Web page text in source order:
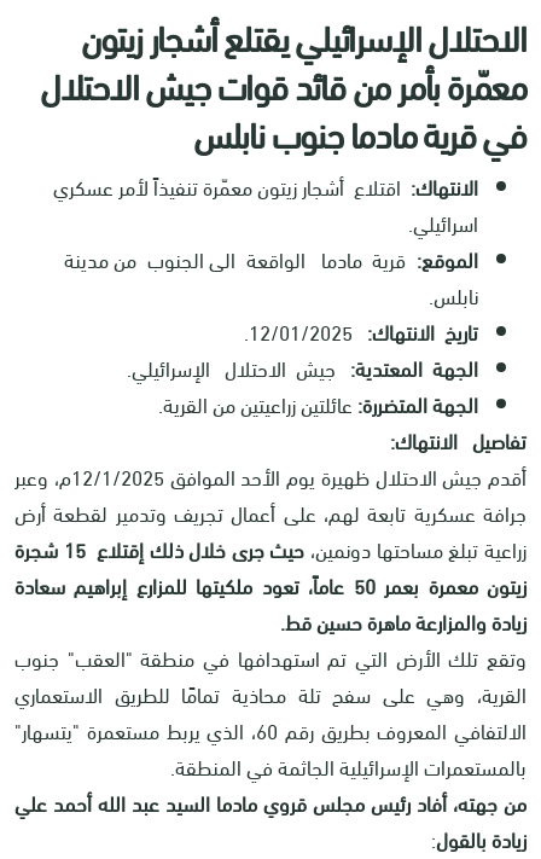
الاحتلال الإسرائيلي يقتلع أشجار زيتون
معمّرة بأمر من قائد قوات جيش الاحتلال
في قرية مادما جنوب نابلس
الانتهاك: اقتلاع أشجار زيتون معمّرة تنفيذاً لأمر عسكري
اسرائيلي.
الموقع: قرية مادما الواقعة الى الجنوب من مدينة
نابلس.
تاريخ الانتهاك: 12/01/2025.
الجهة المعتدية: جيش الاحتلال الإسرائيلي.
الجهة المتضررة:عائلتين زراعيتين من القرية.
تفاصيل الانتهاك:
أقدم جيش الاحتلال ظهيرة يوم الأحد الموافق 12/1/2025م، وعبر
جرافة عسكرية تابعة لهم، على أعمال تجريف وتدمير لقطعة أرض
زراعية تبلغ مساحتها دونمين،
حيث جرى خلال ذلك إقتلاع 15 شجرة
زيتون معمرة بعمر 50 عاماً،
تعود ملكيتها للمزارع إبراهيم سعادة
زيادة والمزارعة ماهرة حسين قط.
وتقع تلك الأرض التي تم استهدافها في منطقة "العقب" جنوب
القرية، وهي على سفح تلة محاذية تمامًا للطريق الاستعماري
الالتفافي المعروف بطريق رقم 60، الذي يربط مستعمرة "يتسهار"
بالمستعمرات الإسرائيلية الجاثمة في المنطقة.
من جهته، أفاد رئيس مجلس قروي مادما السيد عبد الله أحمد علي
زيادة بالقول: